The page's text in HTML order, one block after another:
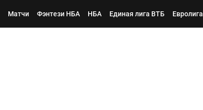
Матчи Фэнтези НБА НБА Единая лига ВТБ Евролига